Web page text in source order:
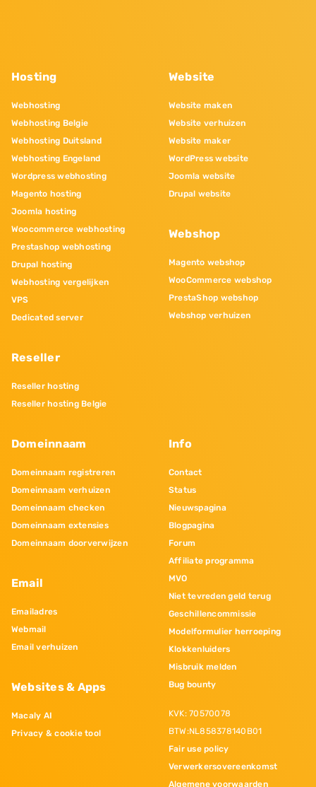
Hosting
Webhosting
Webhosting Belgie
Webhosting Duitsland
Webhosting Engeland
Wordpress webhosting
Magento hosting
Joomla hosting
Woocommerce webhosting
Prestashop webhosting
Drupal hosting
Webhosting vergelijken
VPS
Dedicated server
Reseller
Reseller hosting
Reseller hosting Belgie
Website
Website maken
Website verhuizen
Website maker
WordPress website
Joomla website
Drupal website
Webshop
Magento webshop
WooCommerce webshop
PrestaShop webshop
Webshop verhuizen
Domeinnaam
Domeinnaam registreren
Domeinnaam verhuizen
Domeinnaam checken
Domeinnaam extensies
Domeinnaam doorverwijzen
Email
Emailadres
Webmail
Email verhuizen
Websites & Apps
Macaly AI
Privacy & cookie tool
Info
Contact
Status
Nieuwspagina
Blogpagina
Forum
Affiliate programma
MVO
Niet tevreden geld terug
Geschillencommissie
Modelformulier herroeping
Klokkenluiders
Misbruik melden
Bug bounty
KVK: 70570078
BTW:NL858378140B01
Fair use policy
Verwerkersovereenkomst
Algemene voorwaarden